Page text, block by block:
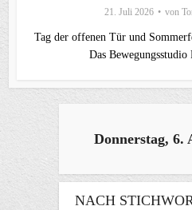
21. Juli 2026 von
Tag der offenen Tür und
Das
Donnerstag, 6.
NACH